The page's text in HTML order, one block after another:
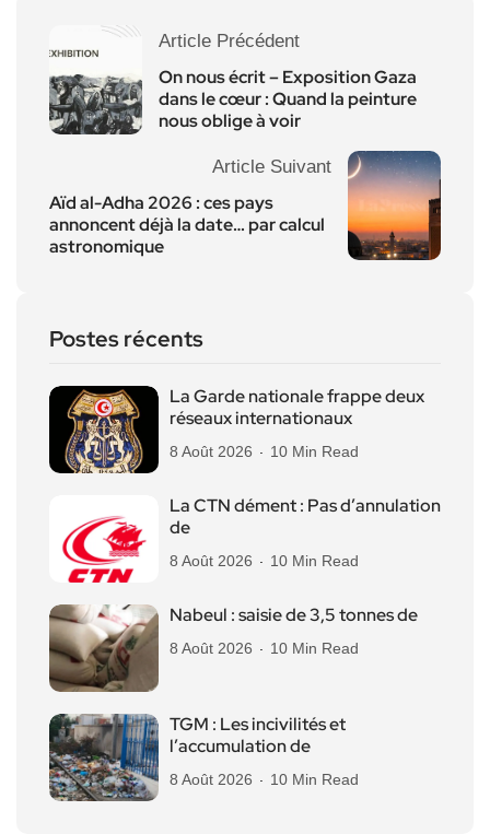
Article Précédent
On nous écrit – Exposition Gaza
dans le cœur : Quand la peinture
nous oblige à voir
Article Suivant
Aïd al-Adha 2026 : ces pays
annoncent déjà la date… par calcul
astronomique
Postes récents
La Garde nationale frappe deux
réseaux internationaux
8 Août 2026 10 Min Read
La CTN dément : Pas d’annulation
de
8 Août 2026 10 Min Read
Nabeul : saisie de 3,5 tonnes de
8 Août 2026 10 Min Read
TGM : Les incivilités et
l’accumulation de
8 Août 2026 10 Min Read